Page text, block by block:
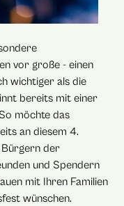
vor große - einen
wichtiger als die
bereits mit einer
möchte das
an diesem 4.
Bürgern der
und Spendern
mit Ihren Familien
wünschen.